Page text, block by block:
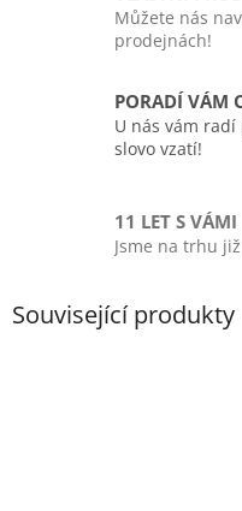
Můžete nás
prodejnách!
PORADÍ VÁM
U nás vám
slovo vzatí!
11 LET S VÁMI
Jsme na trhu
Související produkty